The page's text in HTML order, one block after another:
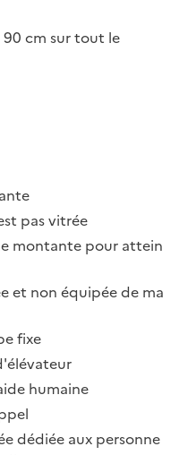
90 cm sur tout le
pas vitrée
montante pour attein
et non équipée de ma
fixe
humaine
dédiée aux personne